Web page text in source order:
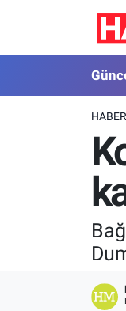
Güncel
Spor
Ekonomi
Nöbetçi
Hava Durumu
İstanbul
Trafik
Süper Lig
Tüm
Son Dakika